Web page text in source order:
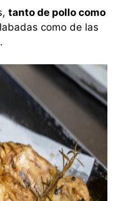
tanto de pollo como
como de las